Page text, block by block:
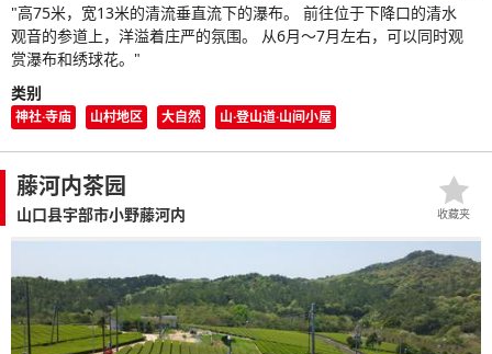
"高75米，宽13米的清流垂直流下的瀑布。 前往位于下降口的清水
观音的参道上，洋溢着庄严的氛围。 从6月～7月左右，可以同时观
赏瀑布和绣球花。"
类别
神社·寺庙 山村地区 大自然 山·登山道·山间小屋
藤河内茶园
山口县宇部市小野藤河内 收藏夹